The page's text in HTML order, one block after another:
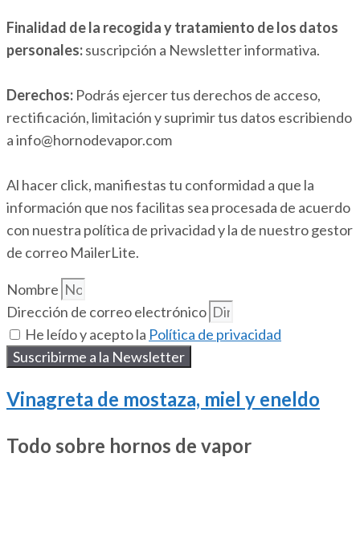
Finalidad de la recogida y tratamiento de los datos
personales:suscripción a Newsletter informativa.
Derechos: Podrás ejercer tus derechos de acceso,
rectificación, limitación y suprimir tus datos escribiendo
a info@hornodevapor.com
Al hacer click, manifiestas tu conformidad a que la
información que nos facilitas sea procesada de acuerdo
con nuestra política de privacidad y la de nuestro gestor
de correo MailerLite.
Nombre
Dirección de correo electrónico
He leído y acepto la Política de privacidad
Suscribirme a la Newsletter
Vinagreta de mostaza, miel y eneldo
Todo sobre hornos de vapor